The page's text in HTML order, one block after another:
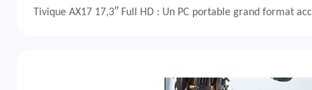
Tivique AX17 17,3″ Full HD : Un PC portable grand format